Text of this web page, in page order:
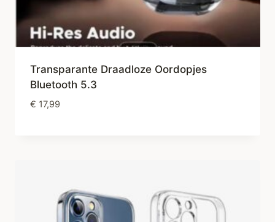
Transparante Draadloze Oordopjes
Bluetooth 5.3
€ 17,99